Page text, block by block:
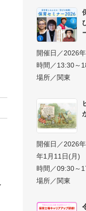
開催日／2026
時間／13:30～
場所／関東
開催日／2026
年1月11日(月)
時間／09:30～
場所／関東